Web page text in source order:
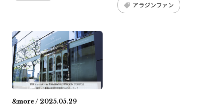
アラジンファン
&more / 2025.05.29